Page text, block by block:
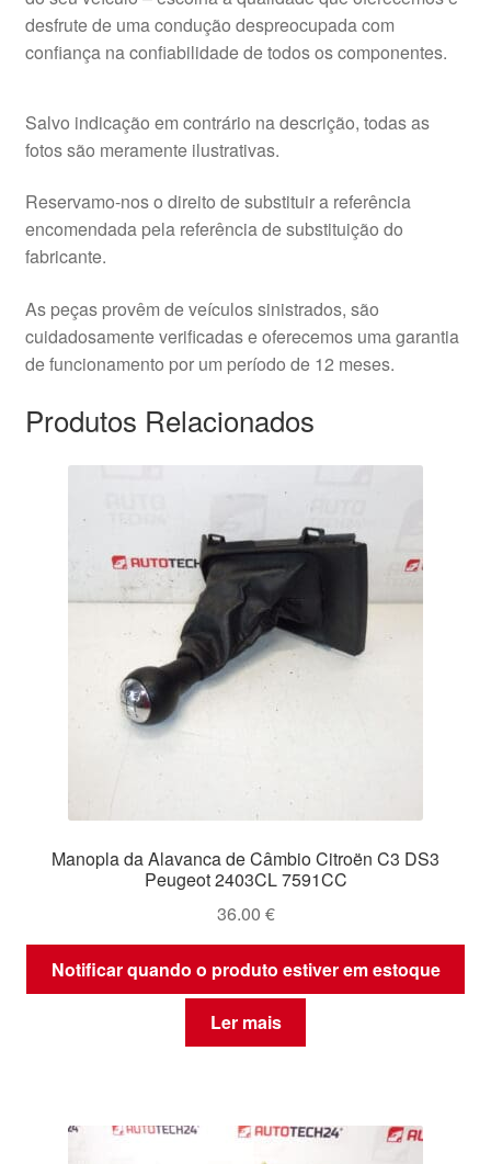
desfrute de uma condução despreocupada com
confiança na confiabilidade de todos os componentes.
Salvo indicação em contrário na descrição, todas as
fotos são meramente ilustrativas.
Reservamo-nos o direito de substituir a referência
encomendada pela referência de substituição do
fabricante.
As peças provêm de veículos sinistrados, são
cuidadosamente verificadas e oferecemos uma garantia
de funcionamento por um período de 12 meses.
Produtos Relacionados
Manopla da Alavanca de Câmbio Citroën C3 DS3
Peugeot 2403CL 7591CC
36.00 €
Notificar quando o produto estiver em estoque
Ler mais